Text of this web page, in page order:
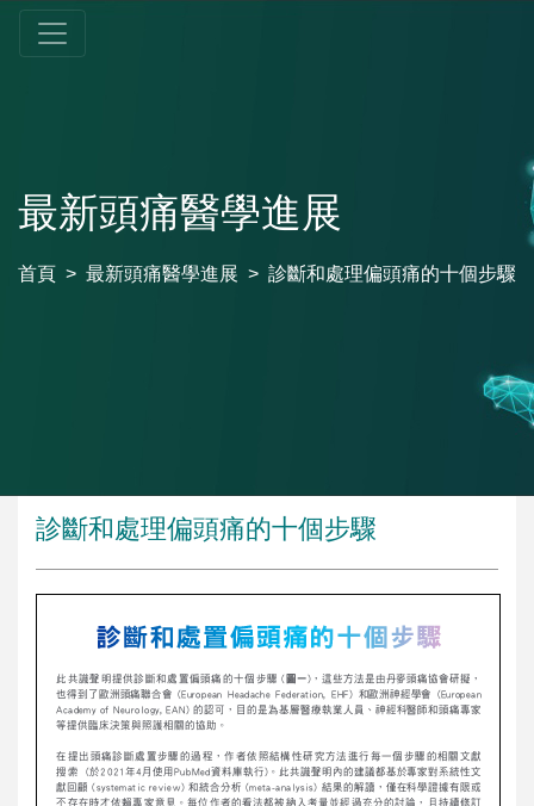
最新頭痛醫學進展
首頁 最新頭痛醫學進展 診斷和處理偏頭痛的十個步驟
診斷和處理偏頭痛的十個步驟